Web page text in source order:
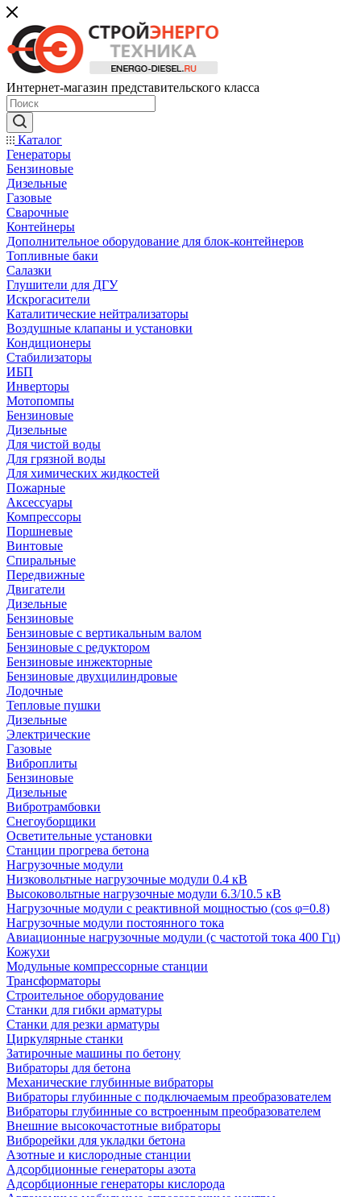
Интернет-магазин представительского класса
Каталог
Генераторы
Бензиновые
Дизельные
Газовые
Сварочные
Контейнеры
Дополнительное оборудование для блок-контейнеров
Топливные баки
Салазки
Глушители для ДГУ
Искрогасители
Каталитические нейтрализаторы
Воздушные клапаны и установки
Кондиционеры
Стабилизаторы
ИБП
Инверторы
Мотопомпы
Бензиновые
Дизельные
Для чистой воды
Для грязной воды
Для химических жидкостей
Пожарные
Аксессуары
Компрессоры
Поршневые
Винтовые
Спиральные
Передвижные
Двигатели
Дизельные
Бензиновые
Бензиновые с вертикальным валом
Бензиновые с редуктором
Бензиновые инжекторные
Бензиновые двухцилиндровые
Лодочные
Тепловые пушки
Дизельные
Электрические
Газовые
Виброплиты
Бензиновые
Дизельные
Вибротрамбовки
Снегоуборщики
Осветительные установки
Станции прогрева бетона
Нагрузочные модули
Низковольтные нагрузочные модули 0.4 кВ
Высоковольтные нагрузочные модули 6.3/10.5 кВ
Нагрузочные модули с реактивной мощностью (cos φ=0.8)
Нагрузочные модули постоянного тока
Авиационные нагрузочные модули (с частотой тока 400 Гц)
Кожухи
Модульные компрессорные станции
Трансформаторы
Строительное оборудование
Станки для гибки арматуры
Станки для резки арматуры
Циркулярные станки
Затирочные машины по бетону
Вибраторы для бетона
Механические глубинные вибраторы
Вибраторы глубинные с подключаемым преобразователем
Вибраторы глубинные со встроенным преобразователем
Внешние высокочастотные вибраторы
Виброрейки для укладки бетона
Азотные и кислородные станции
Адсорбционные генераторы азота
Адсорбционные генераторы кислорода